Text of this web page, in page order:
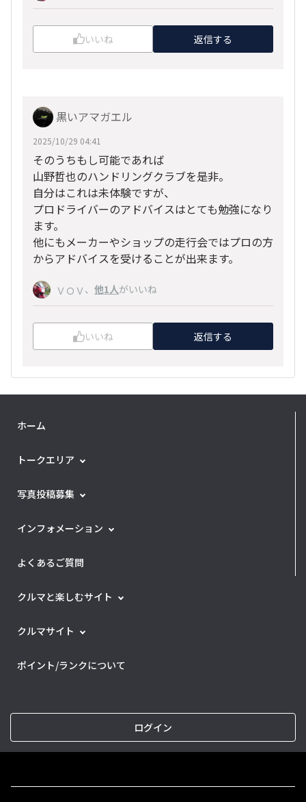
いいね 返信する
黒いアマガエル
2025/10/29 04:41
そのうちもし可能であれば
山野哲也のハンドリングクラブを是非。
自分はこれは未体験ですが、
プロドライバーのアドバイスはとても勉強になり
ます。
他にもメーカーやショップの走行会ではプロの方
からアドバイスを受けることが出来ます。
ＶＯＶ 、 他1人がいいね
いいね 返信する
ホーム
トークエリア
写真投稿募集
インフォメーション
よくあるご質問
クルマと楽しむサイト
クルマサイト
ポイント/ランクについて
ログイン